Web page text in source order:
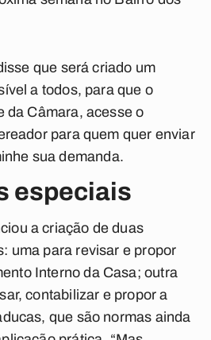
que será criado um
a todos, para que o
da Câmara, acesse o
para quem quer enviar
sua demanda.
especiais
a criação de duas
uma para revisar e propor
Interno da Casa; outra
contabilizar e propor a
que são normas ainda